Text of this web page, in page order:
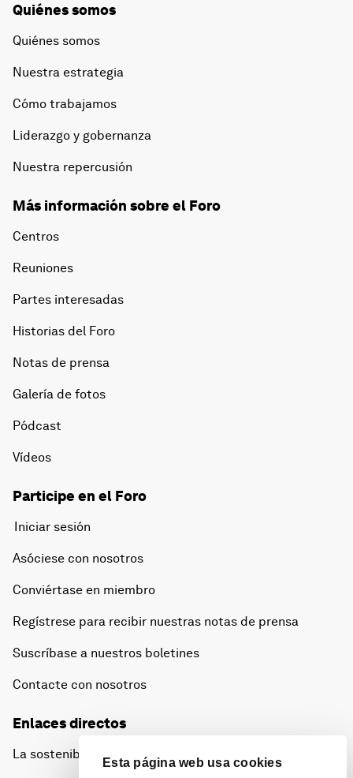
Esta página web usa cookies
Quiénes somos
Quiénes somos
Nuestra estrategia
Cómo trabajamos
Liderazgo y gobernanza
Nuestra repercusión
Más información sobre el Foro
Centros
Reuniones
Partes interesadas
Historias del Foro
Notas de prensa
Galería de fotos
Pódcast
Vídeos
Participe en el Foro
Iniciar sesión
Asóciese con nosotros
Conviértase en miembro
Regístrese para recibir nuestras notas de prensa
Suscríbase a nuestros boletines
Contacte con nosotros
Enlaces directos
La sostenibilidad en el Foro